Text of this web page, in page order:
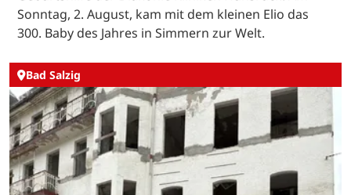
Sonntag, 2. August, kam mit dem kleinen Elio das
300. Baby des Jahres in Simmern zur Welt.
Bad Salzig